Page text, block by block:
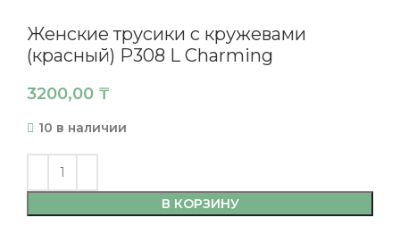
Женские трусики с кружевами
(красный) P308 L Charming
3200,00 ₸
10 в наличии
В КОРЗИНУ